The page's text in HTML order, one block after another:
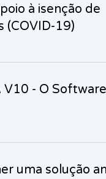
à isenção de
(COVID-19)
V10 - O
uma solução